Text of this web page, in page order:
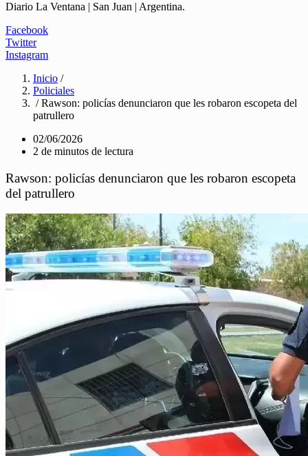
Diario La Ventana | San Juan | Argentina.
Facebook
Twitter
Instagram
Inicio /
Policiales
/ Rawson: policías denunciaron que les robaron escopeta del
patrullero
02/06/2026
2 de minutos de lectura
Rawson: policías denunciaron que les robaron escopeta
del patrullero